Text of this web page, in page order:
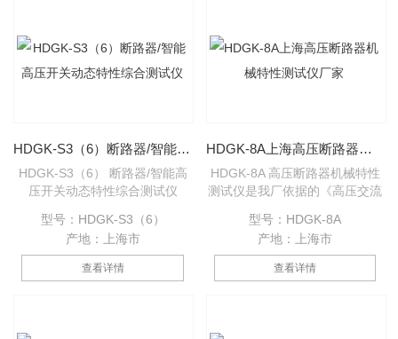
够准确地测量出各种电压等级的
少油、多油、真空、六氟化硫等
高压断路器的机械动特性参数。
HDGK-S3（6）断路器/智能高压开关动态特性综合测试仪
HDGK-S3（6） 断路器/智能高
压开关动态特性综合测试仪
型号：HDGK-S3（6）
产地：上海市
查看详情
HDGK-8A上海高压断路器机械特性测试仪厂家
HDGK-8A 高压断路器机械特性
测试仪是我厂依据的《高压交流
蓝本，参照中华人民共和国电力
行业标准《高电压测试设备通用
技术条件》第3部分，
DL/T846.3-2004高压开关综合
够准确地测量出各种电压等级的
型号：HDGK-8A
产地：上海市
查看详情